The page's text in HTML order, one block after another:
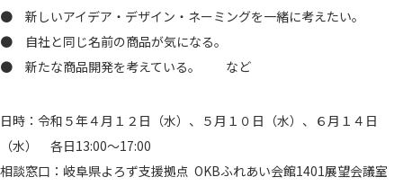
● 新しいアイデア・デザイン・ネーミングを一緒に考えたい。
● 自社と同じ名前の商品が気になる。
● 新たな商品開発を考えている。 など
日時：令和５年４月１２日（水）、５月１０日（水）、６月１４日
（水） 各日13:00～17:00
相談窓口：岐阜県よろず支援拠点 OKBふれあい会館1401展望会議室